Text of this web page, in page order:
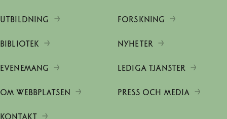
UTBILDNING FORSKNING
BIBLIOTEK NYHETER
EVENEMANG LEDIGA TJÄNSTER
OM WEBBPLATSEN PRESS OCH MEDIA
KONTAKT